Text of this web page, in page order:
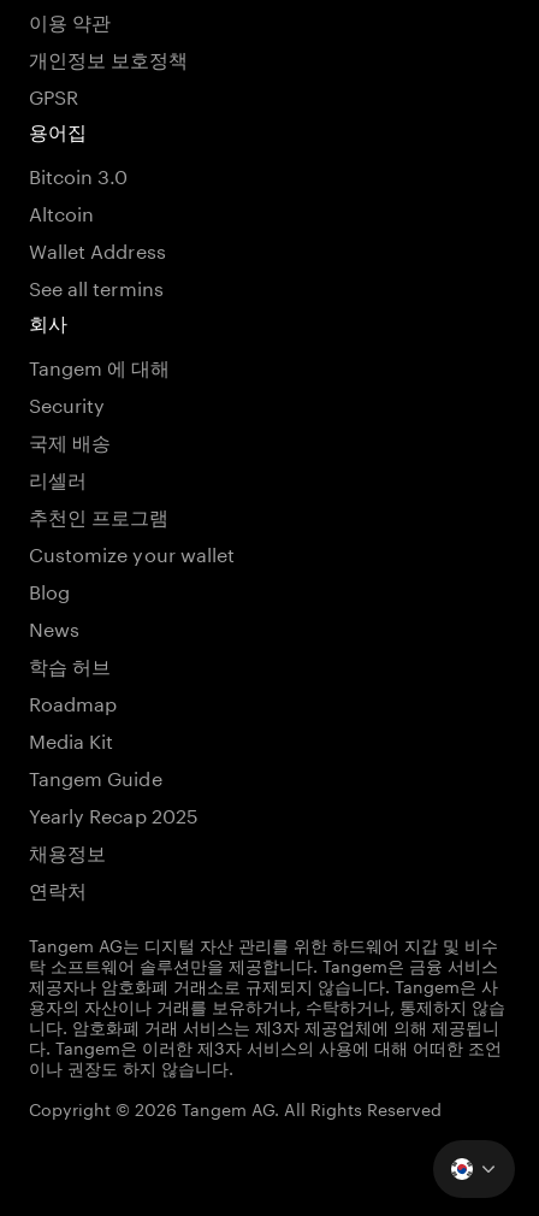
이용 약관
개인정보 보호정책
GPSR
용어집
Bitcoin 3.0
Altcoin
Wallet Address
See all termins
회사
Tangem 에 대해
Security
국제 배송
리셀러
추천인 프로그램
Customize your wallet
Blog
News
학습 허브
Roadmap
Media Kit
Tangem Guide
Yearly Recap 2025
채용정보
연락처
Tangem AG는 디지털 자산 관리를 위한 하드웨어 지갑 및 비수
탁 소프트웨어 솔루션만을 제공합니다. Tangem은 금융 서비스
제공자나 암호화폐 거래소로 규제되지 않습니다. Tangem은 사
용자의 자산이나 거래를 보유하거나, 수탁하거나, 통제하지 않습
니다. 암호화폐 거래 서비스는 제3자 제공업체에 의해 제공됩니
다. Tangem은 이러한 제3자 서비스의 사용에 대해 어떠한 조언
이나 권장도 하지 않습니다.